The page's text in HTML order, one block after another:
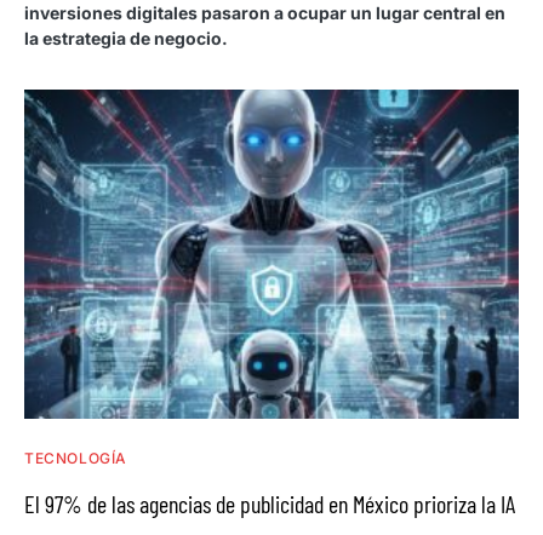
inversiones digitales pasaron a ocupar un lugar central en
la estrategia de negocio.
TECNOLOGÍA
El 97% de las agencias de publicidad en México prioriza la IA